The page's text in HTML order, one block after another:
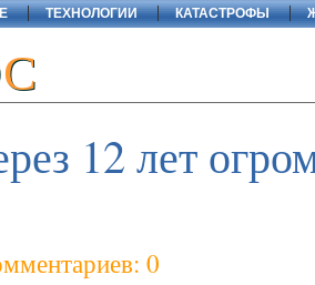
ТЕХНОЛОГИИ КАТАСТРОФЫ
12 лет
0